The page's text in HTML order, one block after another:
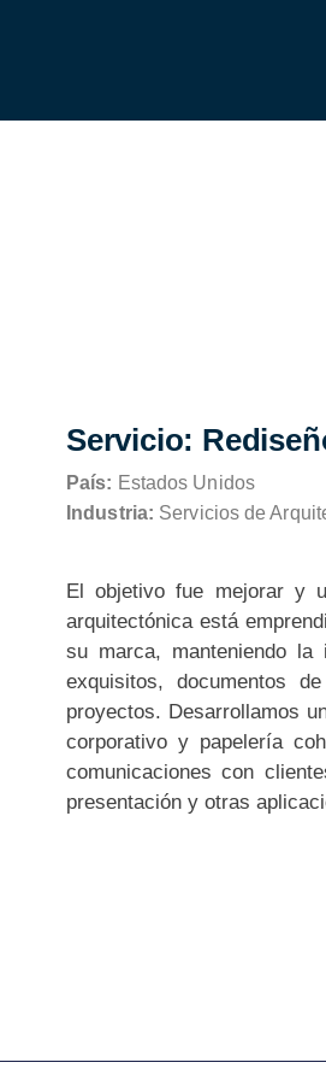
Servicio:
País: Estados Unidos
Industria: Servicios de
El objetivo fue mejorar y
arquitectónica está
su marca, manteniendo la
exquisitos, documentos
proyectos. Desarrollamos
corporativo y papelería
comunicaciones con
presentación y otras